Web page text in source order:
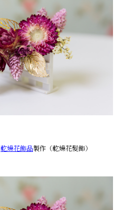
乾燥花飾品製作（乾燥花髮飾）